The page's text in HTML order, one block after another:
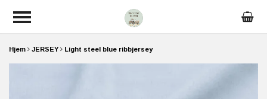
Hjem JERSEY Light steel blue ribbjersey